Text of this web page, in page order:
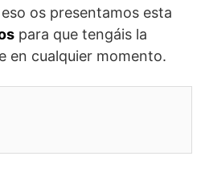
os presentamos esta
para que tengáis la
en cualquier momento.